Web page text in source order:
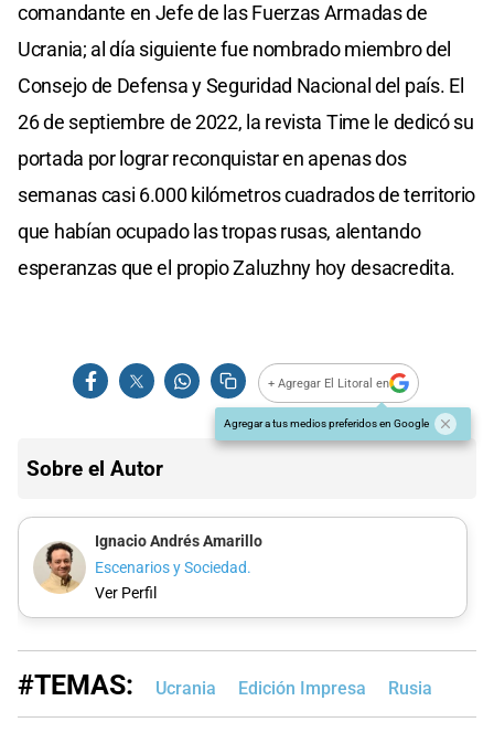
comandante en Jefe de las Fuerzas Armadas de
Ucrania; al día siguiente fue nombrado miembro del
Consejo de Defensa y Seguridad Nacional del país. El
26 de septiembre de 2022, la revista Time le dedicó su
portada por lograr reconquistar en apenas dos
semanas casi 6.000 kilómetros cuadrados de territorio
que habían ocupado las tropas rusas, alentando
esperanzas que el propio Zaluzhny hoy desacredita.
+ Agregar El Litoral en
Agregar a tus medios preferidos en Google
Sobre el Autor
Ignacio Andrés Amarillo
Escenarios y Sociedad.
Ver Perfil
#TEMAS: Ucrania Edición Impresa Rusia